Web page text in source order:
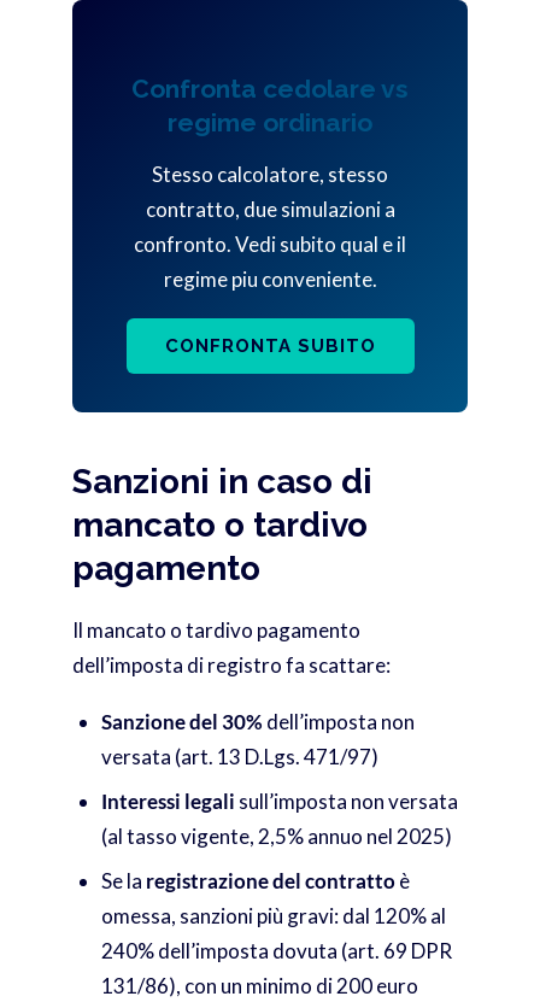
Confronta cedolare vs
regime ordinario
Stesso calcolatore, stesso
contratto, due simulazioni a
confronto. Vedi subito qual e il
regime piu conveniente.
CONFRONTA SUBITO
Sanzioni in caso di
mancato o tardivo
pagamento
Il mancato o tardivo pagamento
dell’imposta di registro fa scattare:
Sanzione del 30% dell’imposta non
versata (art. 13 D.Lgs. 471/97)
Interessi legali sull’imposta non versata
(al tasso vigente, 2,5% annuo nel 2025)
Se la registrazione del contrattoè
omessa, sanzioni più gravi: dal 120% al
240% dell’imposta dovuta (art. 69 DPR
131/86), con un minimo di 200 euro